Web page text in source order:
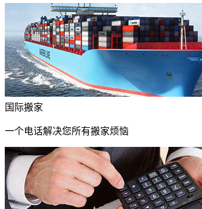
国际搬家
一个电话解决您所有搬家烦恼